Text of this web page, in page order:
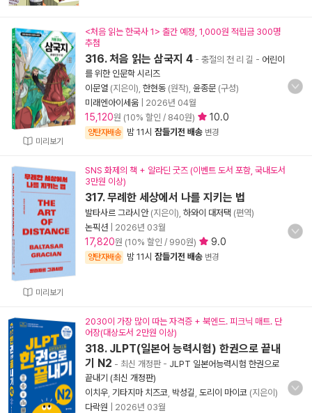
미리보기
<처음 읽는 한국사 1> 출간 예정, 1,000원 적립금 300명
추첨
316. 처음 읽는 삼국지 4 - 충절의 천 리 길 - 어린이
를 위한 인문학 시리즈
이문열 (지은이), 한현동 (원작), 윤종문 (구성)
미래엔아이세움
2026년 04월
15,120원 (10% 할인 / 840원) 10.0
양탄자배송 밤 11시 잠들기전 배송 변경
미리보기
SNS 화제의 책 + 알라딘 굿즈 (이벤트 도서 포함, 국내도서
3만원 이상)
317. 무례한 세상에서 나를 지키는 법
발타사르 그라시안(지은이), 하와이 대저택 (편역)
논픽션
2026년 03월
17,820원 (10% 할인 / 990원) 9.0
양탄자배송 밤 11시 잠들기전 배송 변경
2030이 가장 많이 따는 자격증 + 북엔드. 피크닉 매트. 단
어장(대상도서 2만원 이상)
318. JLPT(일본어 능력시험) 한권으로 끝내
기 N2 - 최신 개정판- JLPT 일본어능력시험 한권으로
끝내기 (최신 개정판)
이치우 기타지마 치즈코 박성길 도리이 마이코 (지은이)
다락원
2026년 03월